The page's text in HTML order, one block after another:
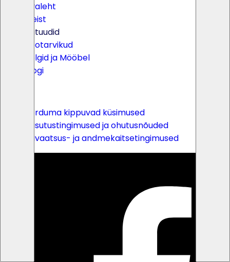
Avaleht
Meist
Batuudid
Peotarvikud
Telgid ja Mööbel
Blogi
Korduma kippuvad küsimused
Kasutustingimused ja ohutusnõuded
Privaatsus- ja andmekaitsetingimused